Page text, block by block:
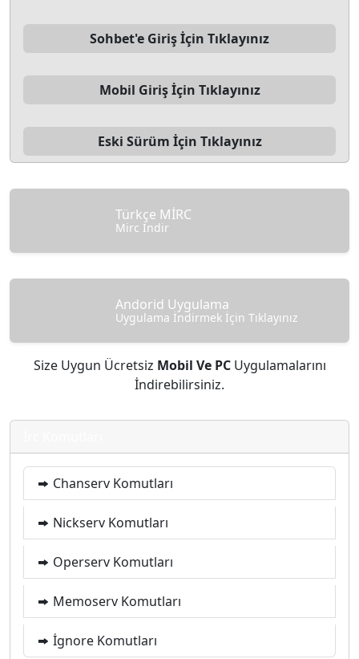
Sohbet'e Giriş İçin Tıklayınız
Mobil Giriş İçin Tıklayınız
Eski Sürüm İçin Tıklayınız
Türkçe MİRC
Mirc İndir
Andorid Uygulama
Uygulama İndirmek İçin Tıklayınız
Size Uygun Ücretsiz Mobil Ve PC Uygulamalarını
İndirebilirsiniz.
Chanserv Komutları
Nickserv Komutları
Operserv Komutları
Memoserv Komutları
İgnore Komutları